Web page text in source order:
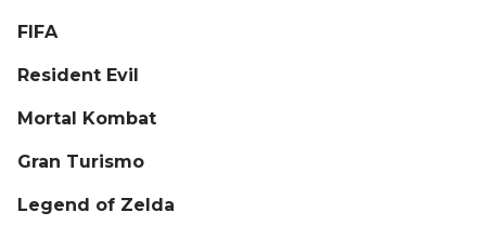
FIFA
Resident Evil
Mortal Kombat
Gran Turismo
Legend of Zelda